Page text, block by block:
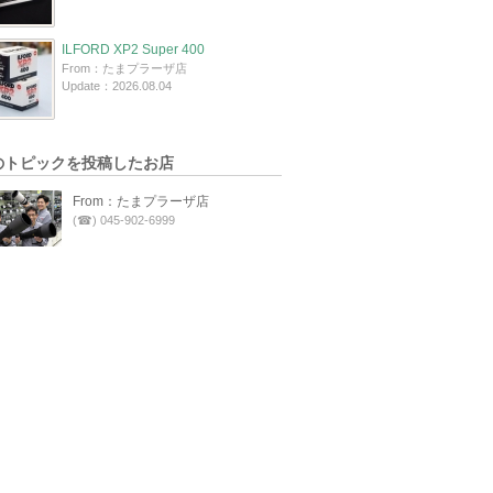
ILFORD XP2 Super 400
From：たまプラーザ店
Update：2026.08.04
トピックを投稿したお店
From：たまプラーザ店
(☎) 045-902-6999